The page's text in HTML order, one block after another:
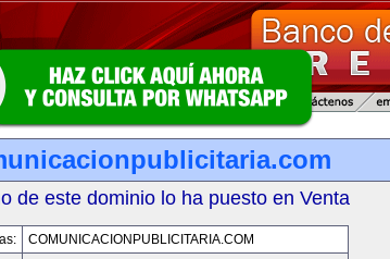
de este dominio lo ha puesto en Venta
COMUNICACIONPUBLICITARIA.COM